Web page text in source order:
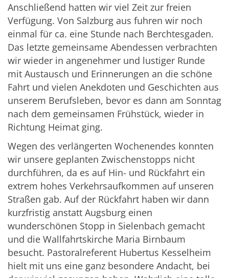
Anschließend hatten wir viel Zeit zur freien
Verfügung. Von Salzburg aus fuhren wir noch
einmal für ca. eine Stunde nach Berchtesgaden.
Das letzte gemeinsame Abendessen verbrachten
wir wieder in angenehmer und lustiger Runde
mit Austausch und Erinnerungen an die schöne
Fahrt und vielen Anekdoten und Geschichten aus
unserem Berufsleben, bevor es dann am Sonntag
nach dem gemeinsamen Frühstück, wieder in
Richtung Heimat ging.
Wegen des verlängerten Wochenendes konnten
wir unsere geplanten Zwischenstopps nicht
durchführen, da es auf Hin- und Rückfahrt ein
extrem hohes Verkehrsaufkommen auf unseren
Straßen gab. Auf der Rückfahrt haben wir dann
kurzfristig anstatt Augsburg einen
wunderschönen Stopp in Sielenbach gemacht
und die Wallfahrtskirche Maria Birnbaum
besucht. Pastoralreferent Hubertus Kesselheim
hielt mit uns eine ganz besondere Andacht, bei